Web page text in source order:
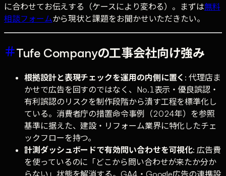
に合わせてお伝えする（ケースにより変わる）。まずは無料
相談フォームから現状と課題をお聞かせいただきたい。
Tufe Companyの工事会社向け強み
根拠設計と表現チェックを運用の内側に置く : 代理店ま
かせで広告を回すのではなく、No.1表示・優良誤認・
有利誤認のリスクを制作段階から潰す工程を標準化し
ている。消費者庁の措置命令事例（2024年）を参照
基準に据えた、建設・リフォーム業界に特化したチェ
ックフローを持つ。
計測ダッシュボードで有効問い合わせを可視化: 広告費
を使っているのに「どこから問い合わせが来たか分か
らない」状態を解消する。GA4・Google広告の連携設